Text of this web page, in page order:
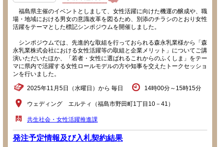
福島県主催のイベントとしまして、女性活躍に向けた機運の醸成や、職
場・地域における男女の意識改革を図るため、別添のチラシのとおり女性
活躍をテーマとした標記シンポジウムを開催しました。
シンポジウムでは、先進的な取組を行っておられる森永乳業様から「森
永乳業株式会社における女性活躍等の取組と企業メリット」についてご講
演いただいたほか、「若者・女性に選ばれるこれからのふくしま」をテー
マに県内で活躍する女性ロールモデルの方や知事を交えたトークセッショ
ンを行いました。
2025年11月5日（水曜日）から 毎日 14時00分～15時15分
ウェディング エルティ（福島市野田町1丁目10－41）
共生社会・女性活躍推進課
発注予定情報及び入札契約結果